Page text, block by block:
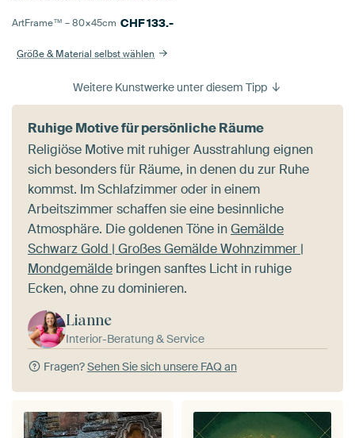
ArtFrame™ –80×45cm CHF133.-
Größe & Material selbst wählen
Weitere Kunstwerke unter diesem Tipp
Ruhige Motive für persönliche Räume
Religiöse Motive mit ruhiger Ausstrahlung eignen
sich besonders für Räume, in denen du zur Ruhe
kommst. Im Schlafzimmer oder in einem
Arbeitszimmer schaffen sie eine besinnliche
Atmosphäre. Die goldenen Töne inGemälde
Schwarz Gold | Großes Gemälde Wohnzimmer |
Mondgemälde bringen sanftes Licht in ruhige
Ecken, ohne zu dominieren.
Lianne
Interior-Beratung & Service
Fragen?Sehen Sie sich unsere FAQ an